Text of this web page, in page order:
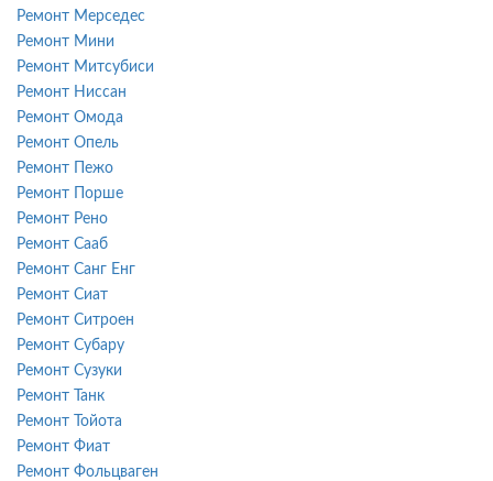
Ремонт Мерседес
Ремонт Мини
Ремонт Митсубиси
Ремонт Ниссан
Ремонт Омода
Ремонт Опель
Ремонт Пежо
Ремонт Порше
Ремонт Рено
Ремонт Сааб
Ремонт Санг Енг
Ремонт Сиат
Ремонт Ситроен
Ремонт Субару
Ремонт Сузуки
Ремонт Танк
Ремонт Тойота
Ремонт Фиат
Ремонт Фольцваген